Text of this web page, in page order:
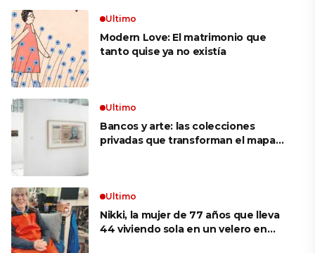
Ultimo
Modern Love: El matrimonio que
tanto quise ya no existía
Ultimo
Bancos y arte: las colecciones
privadas que transforman el mapa
Ultimo
Nikki, la mujer de 77 años que lleva
44 viviendo sola en un velero en